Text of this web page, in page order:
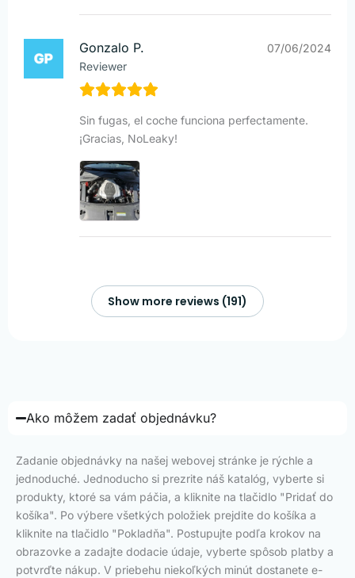
Gonzalo P.
Reviewer
07/06/2024
Sin fugas, el coche funciona perfectamente.
¡Gracias, NoLeaky!
Show more reviews (191)
Ako môžem zadať objednávku?
Zadanie objednávky na našej webovej stránke je rýchle a
jednoduché. Jednoducho si prezrite náš katalóg, vyberte si
produkty, ktoré sa vám páčia, a kliknite na tlačidlo "Pridať do
košíka". Po výbere všetkých položiek prejdite do košíka a
kliknite na tlačidlo "Pokladňa". Postupujte podľa krokov na
obrazovke a zadajte dodacie údaje, vyberte spôsob platby a
potvrďte nákup. V priebehu niekoľkých minút dostanete e-